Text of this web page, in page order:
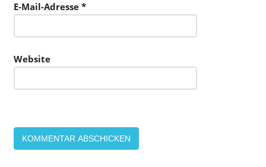
E-Mail-Adresse *
Website